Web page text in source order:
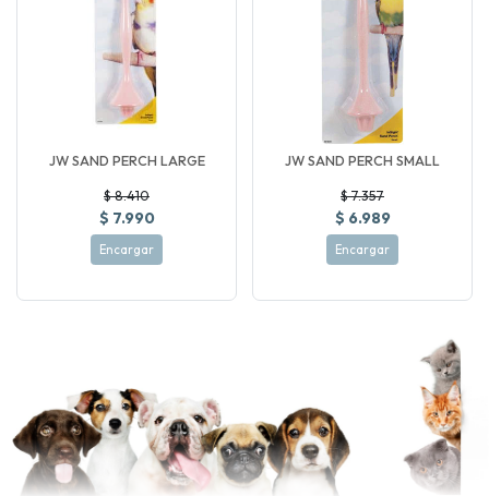
JW SAND PERCH LARGE
$ 8.410
$ 7.990
Encargar
JW SAND PERCH SMALL
$ 7.357
$ 6.989
Encargar